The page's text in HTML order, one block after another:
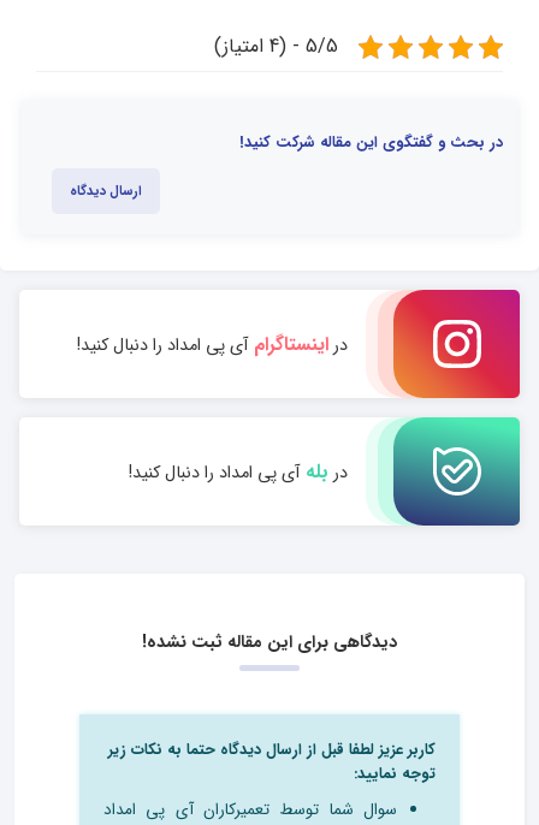
5/5 - (4 امتیاز)
در بحث و گفتگوی این مقاله شرکت کنید!
ارسال دیدگاه
دراینستاگرامآی پی امداد را دنبال کنید!
در بلهآی پی امداد را دنبال کنید!
دیدگاهی برای این مقاله ثبت نشده!
کاربر عزیز لطفا قبل از ارسال دیدگاه حتما به نکات زیر
توجه نمایید:
سوال شما توسط تعمیرکاران آی پی امداد